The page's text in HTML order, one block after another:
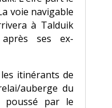
voie navigable
à Talduik
ses ex-
itinérants de
auberge du
poussé par le